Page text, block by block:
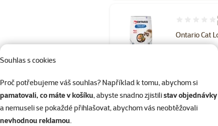
Souhlas s cookies
Proč potřebujeme váš souhlas? Například k tomu, abychom si
pamatovali, co máte v košíku, abyste snadno zjistilistav objednávky
a nemuseli se pokaždé přihlašovat, abychom vás neobtěžovali
nevhodnou reklamou.
Ontario Cat
6,5 kg
Hodnocení
family
Cena za 100 g:
značka